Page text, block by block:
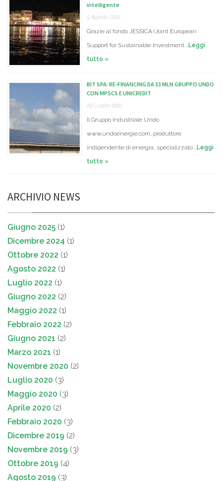
intelligente
9 Agosto 2022
Grazie al fondo JESSICA (Joint European
Support for Sustainable Investment …Leggi
tutto »
BIT SPA: RE-FINANCING DA 33 MLN GRUPPO UNDO
CON MPSCS E UNICREDIT
29 Luglio 2022
Il Gruppo Industriale Undo
www.undoenergie.com, produttore
indipendente di energia, specializzato …Leggi
tutto »
ARCHIVIO NEWS
Giugno 2025 (1)
Dicembre 2024 (1)
Ottobre 2022 (1)
Agosto 2022 (1)
Luglio 2022 (1)
Giugno 2022 (2)
Maggio 2022 (1)
Febbraio 2022 (2)
Giugno 2021 (2)
Marzo 2021 (1)
Novembre 2020 (2)
Luglio 2020 (3)
Maggio 2020 (3)
Aprile 2020 (2)
Febbraio 2020 (3)
Dicembre 2019 (2)
Novembre 2019 (3)
Ottobre 2019 (4)
Agosto 2019 (3)